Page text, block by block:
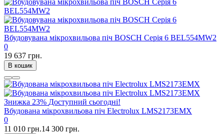
Вбудовувана мікрохвильова піч BOSCH Серія 6 BEL554MW2
0
19 637 грн.
В кошик
Знижка 23% Доступний сьогодні!
Вбудована мікрохвильова піч Electrolux LMS2173EMX
0
11 010 грн.14 300 грн.